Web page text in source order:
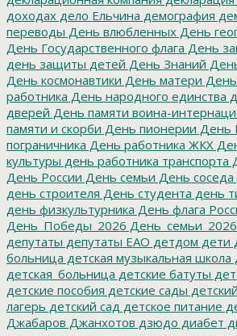
доходах дело Ельчина демография
переводы День влюбленных День
День Государственного флага День
день защиты детей День Знаний
День космонавтики День матери
работника День народного единства
дверей День памяти воина-
памяти и скорби День пионерии День
пограничника День работника ЖКХ
культуры день работника транспорта
День России День семьи День соседа
день строителя День студента день
день физкультурника День флага
День_Победы_2026 День_семьи_2026
депутаты депутаты ЕАО детдом дети
больница детская музыкальная школа
детская_больница детские батуты
детские пособия детские сады
лагерь детский сад детское питание
Джабаров Джанхотов дзюдо диабет